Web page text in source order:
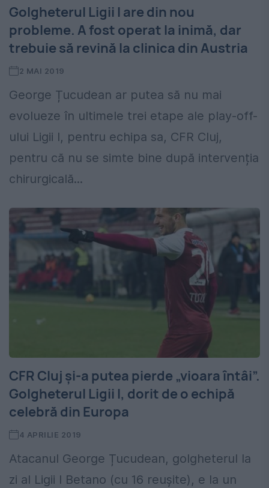
Golgheterul Ligii I are din nou
probleme. A fost operat la inimă, dar
trebuie să revină la clinica din Austria
2 MAI 2019
George Țucudean ar putea să nu mai
evolueze în ultimele trei etape ale play-off-
ului Ligii I, pentru echipa sa, CFR Cluj,
pentru că nu se simte bine după intervenția
chirurgicală...
CFR Cluj și-a putea pierde „vioara întâi”.
Golgheterul Ligii I, dorit de o echipă
celebră din Europa
4 APRILIE 2019
Atacanul George Țucudean, golgheterul la
zi al Ligii I Betano (cu 16 reușite), e la un